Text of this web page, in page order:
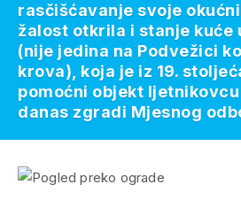
rasčišćavanje svoje
žalost otkrila i stanje kuće
(nije jedina na Podvežici
krova), koja je iz 19.
pomoćni objekt ljetnikovcu
danas zgradi Mjesnog